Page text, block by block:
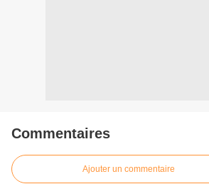
Commentaires
Ajouter un commentaire